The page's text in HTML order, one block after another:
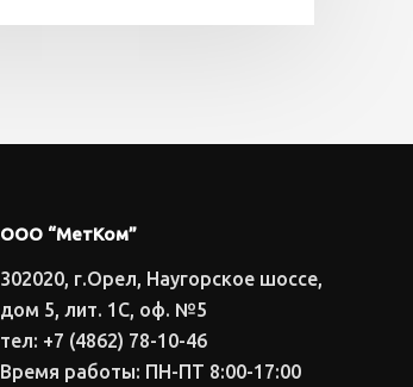
ООО “МетКом”
302020, г.Орел, Наугорское шоссе,
дом 5, лит. 1С, оф. №5
тел: +7 (4862) 78-10-46
Время работы: ПН-ПТ 8:00-17:00